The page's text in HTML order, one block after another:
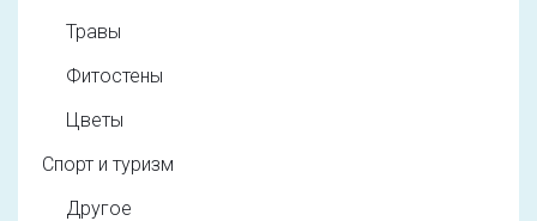
Травы
Фитостены
Цветы
Спорт и туризм
Другое